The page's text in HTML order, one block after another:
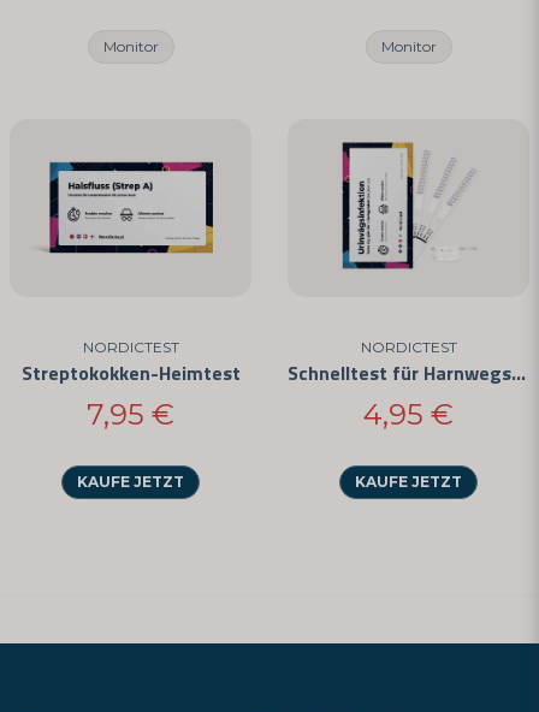
Monitor Monitor
NORDICTEST
Streptokokken-Heimtest
7,95 €
KAUFE JETZT
NORDICTEST
Schnelltest für Harnwegsinfektionen
4,95 €
KAUFE JETZT